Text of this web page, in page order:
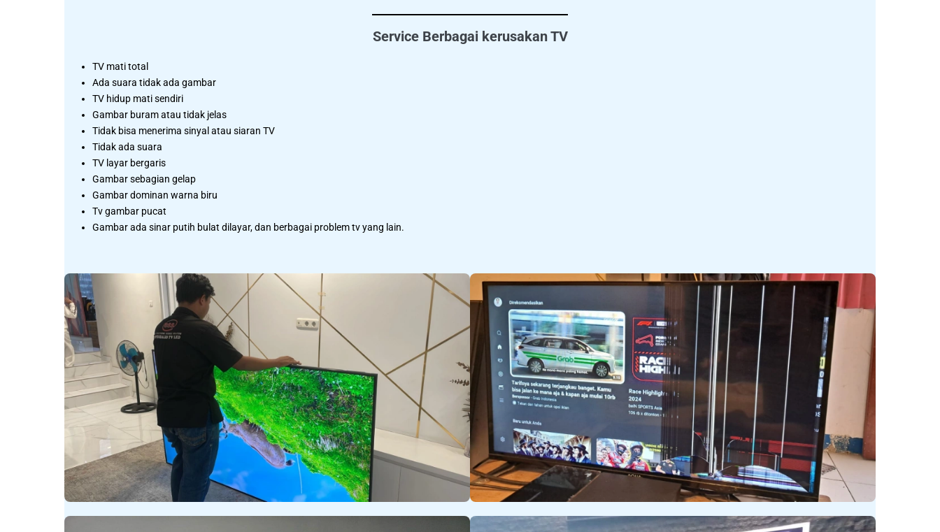
Service Berbagai kerusakan TV
TV mati total
Ada suara tidak ada gambar
TV hidup mati sendiri
Gambar buram atau tidak jelas
Tidak bisa menerima sinyal atau siaran TV
Tidak ada suara
TV layar bergaris
Gambar sebagian gelap
Gambar dominan warna biru
Tv gambar pucat
Gambar ada sinar putih bulat dilayar, dan berbagai problem tv yang lain.